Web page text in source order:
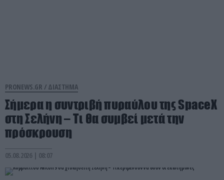
PRONEWS.GR / ΔΙΑΣΤΗΜΑ
Σήμερα η συντριβή πυραύλου της SpaceX
στη Σελήνη – Τι θα συμβεί μετά την
πρόσκρουση
05.08.2026 | 08:07